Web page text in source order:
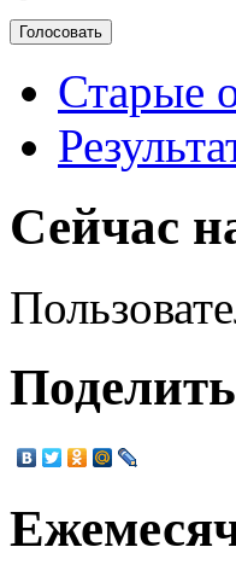
Старые
Сейчас